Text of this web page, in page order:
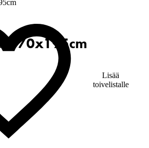
Lisää
toivelistalle
70x195cm